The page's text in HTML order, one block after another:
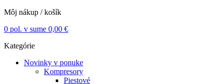
Môj nákup / košík
0 pol. v sume 0,00 €
Kategórie
Novinky v ponuke
Kompresory
Piestové